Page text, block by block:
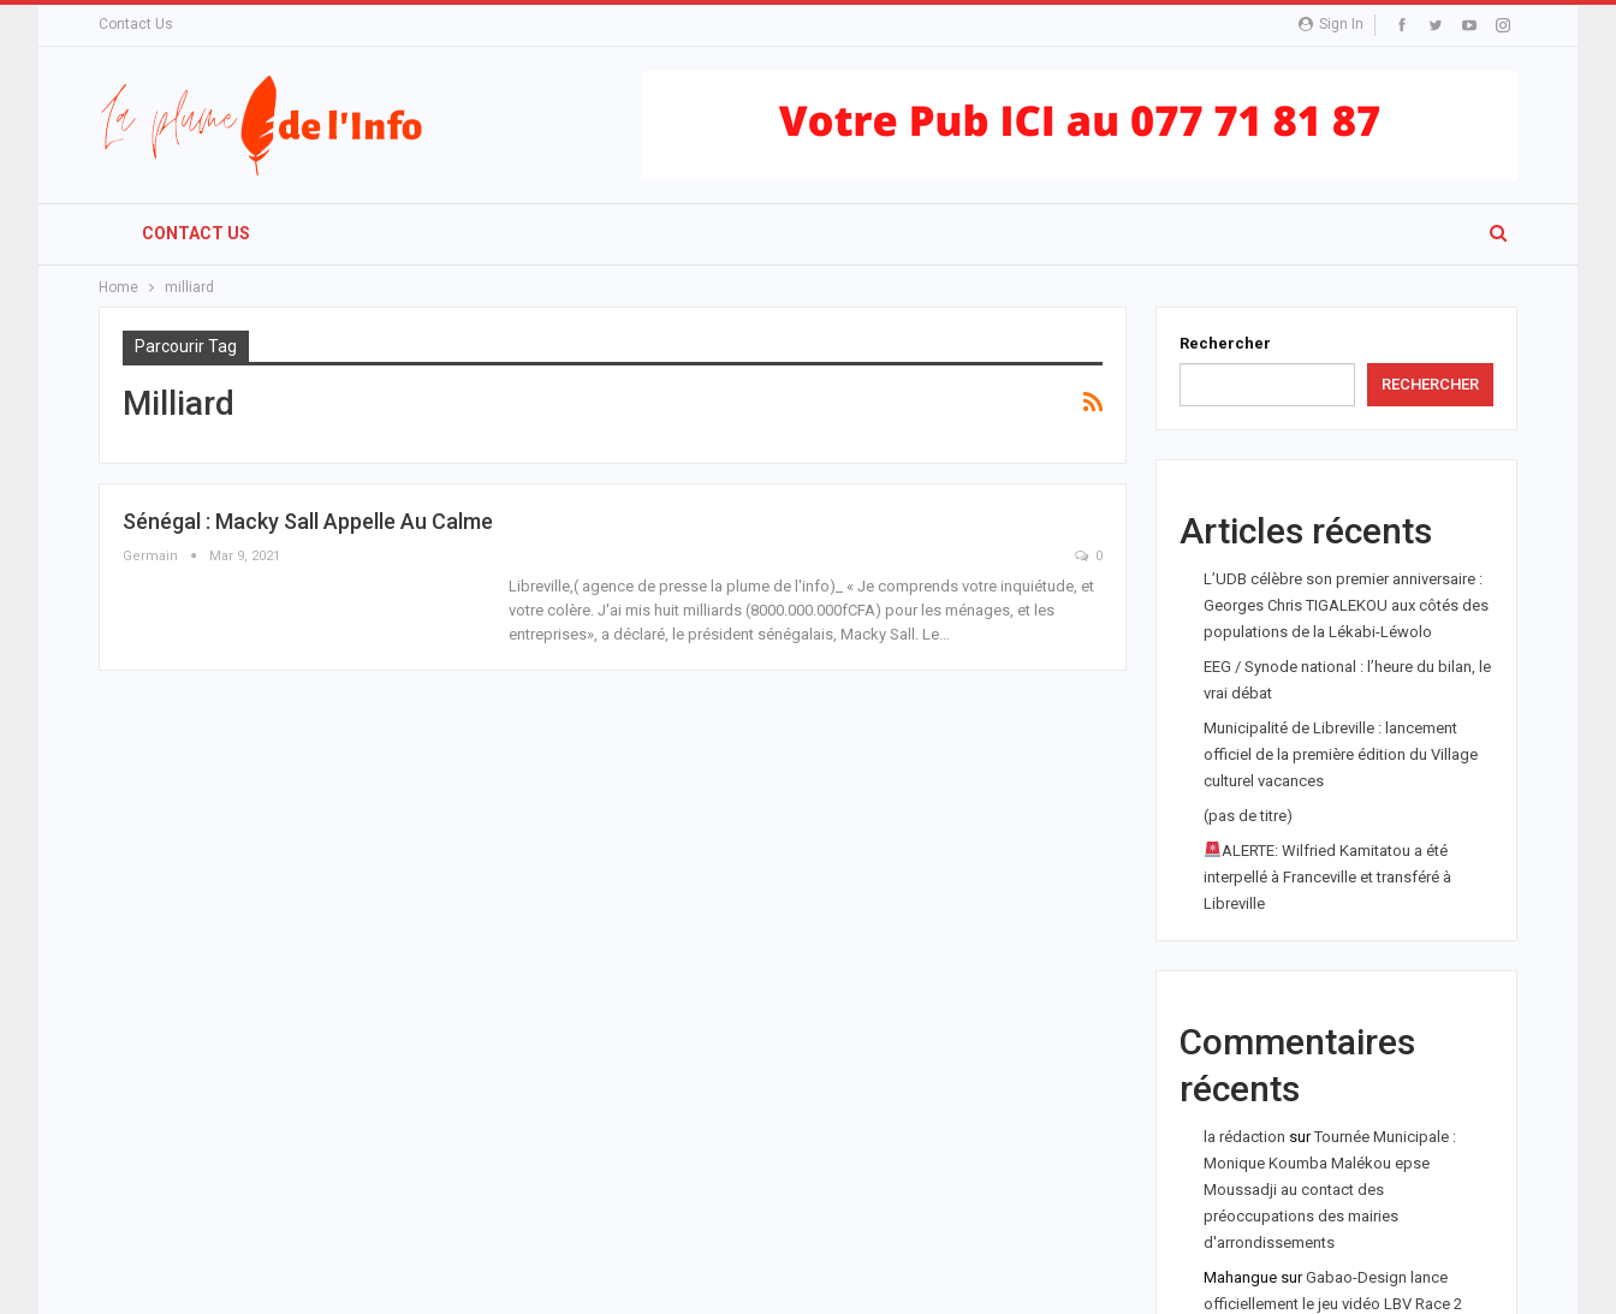
Sign In
Contact Us
CONTACT US
Home milliard
Parcourir Tag
Milliard
Sénégal : Macky Sall Appelle Au Calme
Germain Mar 9, 2021 0
Libreville,( agence de presse la plume de l'info)_ « Je comprends votre inquiétude, et
votre colère. J'ai mis huit milliards (8000.000.000fCFA) pour les ménages, et les
entreprises», a déclaré, le président sénégalais, Macky Sall. Le…
Rechercher
RECHERCHER
Articles récents
L’UDB célèbre son premier anniversaire :
Georges Chris TIGALEKOU aux côtés des
populations de la Lékabi-Léwolo
EEG / Synode national : l’heure du bilan, le
vrai débat
Municipalité de Libreville : lancement
officiel de la première édition du Village
culturel vacances
(pas de titre)
ALERTE: Wilfried Kamitatou a été
interpellé à Franceville et transféré à
Libreville
Commentaires
récents
la rédaction surTournée Municipale :
Monique Koumba Malékou epse
Moussadji au contact des
préoccupations des mairies
d'arrondissements
MahanguesurGabao-Design lance
officiellement le jeu vidéo LBV Race 2